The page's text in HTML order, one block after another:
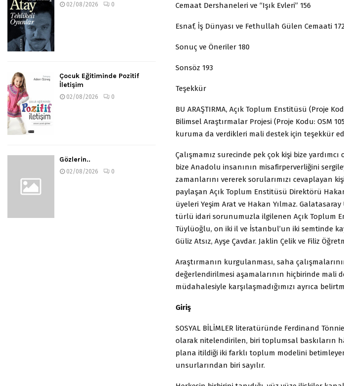
Cemaat Dershaneleri ve “Işık Evleri” 156
Esnaf, İş Dünyası ve Fethullah Gülen Cemaati
Sonuç ve Öneriler 180
Sonsöz 193
Teşekkür
BU ARAŞTIRMA, Açık Toplum Enstitüsü (Proje
Bilimsel Araştırmalar Projesi (Proje Kodu: OSM
kuruma da verdikleri mali destek için teşekkür
Çalışmamız surecinde pek çok kişi bize
bize Anadolu insanının misafirperverliğini
zamanlarını vererek sorularımızı cevaplayan
paylaşan Açık Toplum Enstitüsü Direktörü
üyeleri Yeşim Arat ve Hakan Yılmaz.
türlü idari sorunumuzla ilgilenen Açık Toplum
Tüylüoğlu, on iki il ve İstanbul’un iki semtinde
Güliz Atsız, Ayşe Çavdar. Jaklin Çelik ve Filiz
Araştırmanın kurgulanması, saha
değerlendirilmesi aşamalarının hiçbirinde mali
müdahalesiyle karşılaşmadığımızı ayrıca
Giriş
SOSYAL BİLİMLER literatüründe Ferdinand
olarak nitelendirilen, biri toplumsal baskıların
plana itildiği iki farklı toplum modelini
unsurlarından biri sayılır.
02/08/2026 0
Çocuk Eğitiminde Pozitif
İletişim
02/08/2026 0
Gözlerin..
02/08/2026 0